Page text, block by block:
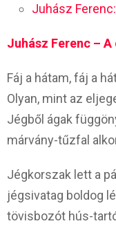
Juhász
Juhász Ferenc –
Fáj a hátam, fáj a
Olyan, mint az
Jégből ágak
márvány-tűzfal
Jégkorszak lett a
jégsivatag boldog
tövisbozót hús-